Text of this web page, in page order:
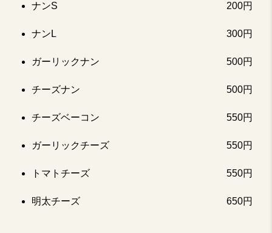
ナンS 200円
ナンL 300円
ガーリックナン 500円
チーズナン 500円
チーズベーコン 550円
ガーリックチーズ 550円
トマトチーズ 550円
明太チーズ 650円